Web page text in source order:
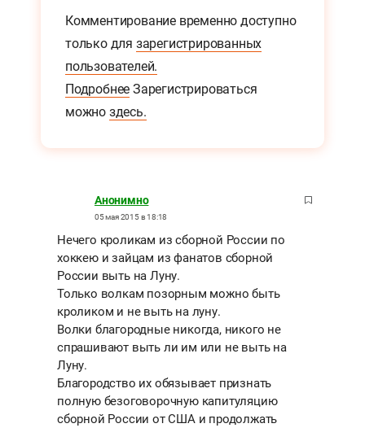
Комментирование временно доступно
только для зарегистрированных
пользователей.
Подробнее Зарегистрироваться
можно здесь.
Анонимно
05 мая 2015 в 18:18
Нечего кроликам из сборной России по
хоккею и зайцам из фанатов сборной
России выть на Луну.
Только волкам позорным можно быть
кроликом и не выть на луну.
Волки благородные никогда, никого не
спрашивают выть ли им или не выть на
Луну.
Благородство их обязывает признать
полную безоговорочную капитуляцию
сборной России от США и продолжать